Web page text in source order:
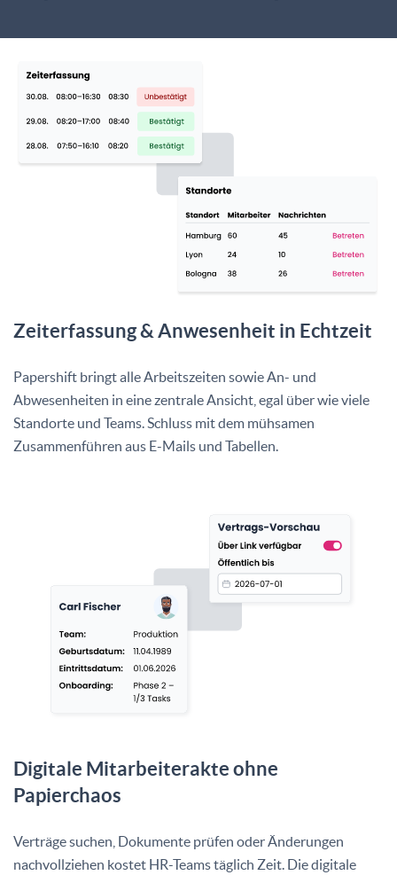
Zeiterfassung & Anwesenheit in Echtzeit
Papershift bringt alle Arbeitszeiten sowie An- und
Abwesenheiten in eine zentrale Ansicht, egal über wie viele
Standorte und Teams. Schluss mit dem mühsamen
Zusammenführen aus E-Mails und Tabellen.
Digitale Mitarbeiterakte ohne
Papierchaos
Verträge suchen, Dokumente prüfen oder Änderungen
nachvollziehen kostet HR-Teams täglich Zeit. Die digitale